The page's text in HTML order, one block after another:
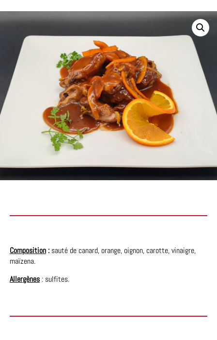
Composition : sauté de canard, orange, oignon, carotte, vinaigre,
maïzena.
Allergènes : sulfites.